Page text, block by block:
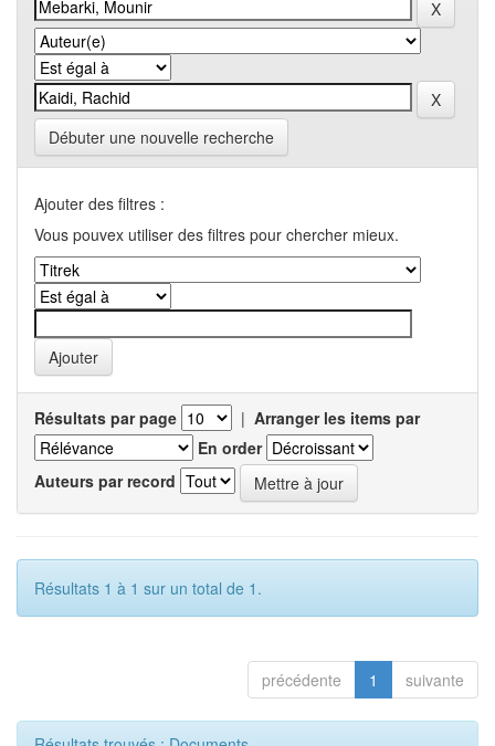
Débuter une nouvelle recherche
Ajouter des filtres :
Vous pouvex utiliser des filtres pour chercher mieux.
Résultats par page | Arranger les items par
En order
Auteurs par record
Résultats 1 à 1 sur un total de 1.
précédente 1 suivante